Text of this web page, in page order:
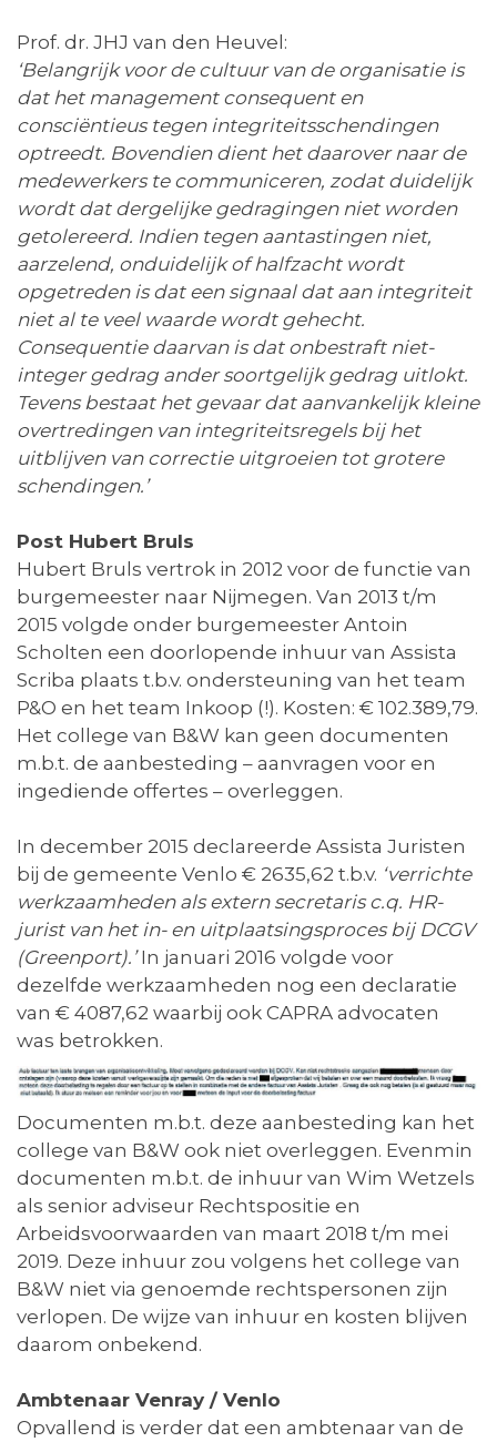
Prof. dr. JHJ van den Heuvel:
‘Belangrijk voor de cultuur van de organisatie is
dat het management consequent en
consciëntieus tegen integriteitsschendingen
optreedt. Bovendien dient het daarover naar de
medewerkers te communiceren, zodat duidelijk
wordt dat dergelijke gedragingen niet worden
getolereerd. Indien tegen aantastingen niet,
aarzelend, onduidelijk of halfzacht wordt
opgetreden is dat een signaal dat aan integriteit
niet al te veel waarde wordt gehecht.
Consequentie daarvan is dat onbestraft niet-
integer gedrag ander soortgelijk gedrag uitlokt.
Tevens bestaat het gevaar dat aanvankelijk kleine
overtredingen van integriteitsregels bij het
uitblijven van correctie uitgroeien tot grotere
schendingen.’
Post Hubert Bruls
Hubert Bruls vertrok in 2012 voor de functie van
burgemeester naar Nijmegen. Van 2013 t/m
2015 volgde onder burgemeester Antoin
Scholten een doorlopende inhuur van Assista
Scriba plaats t.b.v. ondersteuning van het team
P&O en het team Inkoop (!). Kosten: € 102.389,79.
Het college van B&W kan geen documenten
m.b.t. de aanbesteding – aanvragen voor en
ingediende offertes – overleggen.
In december 2015 declareerde Assista Juristen
bij de gemeente Venlo € 2635,62 t.b.v. ‘verrichte
werkzaamheden als extern secretaris c.q. HR-
jurist van het in- en uitplaatsingsproces bij DCGV
(Greenport).’In januari 2016 volgde voor
dezelfde werkzaamheden nog een declaratie
van € 4087,62 waarbij ook CAPRA advocaten
was betrokken.
Documenten m.b.t. deze aanbesteding kan het
college van B&W ook niet overleggen. Evenmin
documenten m.b.t. de inhuur van Wim Wetzels
als senior adviseur Rechtspositie en
Arbeidsvoorwaarden van maart 2018 t/m mei
2019. Deze inhuur zou volgens het college van
B&W niet via genoemde rechtspersonen zijn
verlopen. De wijze van inhuur en kosten blijven
daarom onbekend.
Ambtenaar Venray / Venlo
Opvallend is verder dat een ambtenaar van de